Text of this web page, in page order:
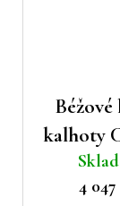
kalhoty
4